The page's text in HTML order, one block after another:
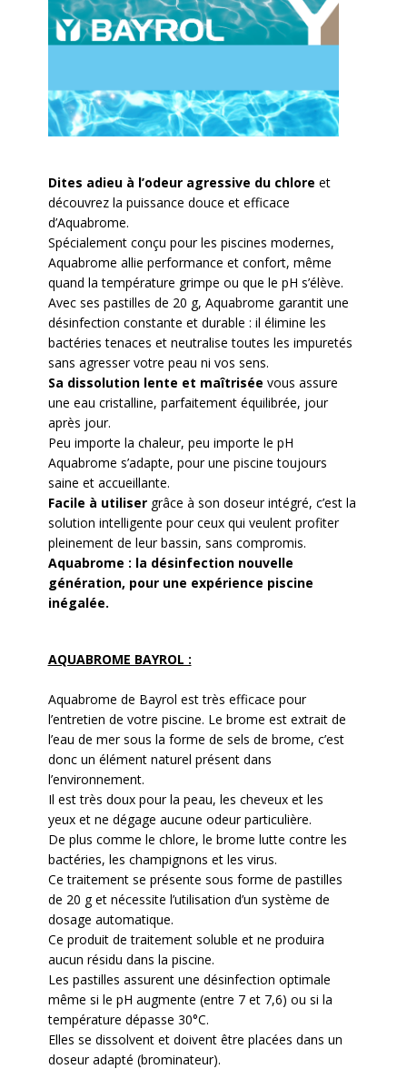
Dites adieu à l’odeur agressive du chlore et
découvrez la puissance douce et efficace
d’Aquabrome.
Spécialement conçu pour les piscines modernes,
Aquabrome allie performance et confort, même
quand la température grimpe ou que le pH s’élève.
Avec ses pastilles de 20 g, Aquabrome garantit une
désinfection constante et durable : il élimine les
bactéries tenaces et neutralise toutes les impuretés
sans agresser votre peau ni vos sens.
Sa dissolution lente et maîtrisée vous assure
une eau cristalline, parfaitement équilibrée, jour
après jour.
Peu importe la chaleur, peu importe le pH
Aquabrome s’adapte, pour une piscine toujours
saine et accueillante.
Facile à utiliser grâce à son doseur intégré, c’est la
solution intelligente pour ceux qui veulent profiter
pleinement de leur bassin, sans compromis.
Aquabrome : la désinfection nouvelle
génération, pour une expérience piscine
inégalée.
AQUABROME BAYROL :
Aquabrome de Bayrol est très efficace pour
l’entretien de votre piscine. Le brome est extrait de
l’eau de mer sous la forme de sels de brome, c’est
donc un élément naturel présent dans
l’environnement.
Il est très doux pour la peau, les cheveux et les
yeux et ne dégage aucune odeur particulière.
De plus comme le chlore, le brome lutte contre les
bactéries, les champignons et les virus.
Ce traitement se présente sous forme de pastilles
de 20 g et nécessite l’utilisation d’un système de
dosage automatique.
Ce produit de traitement soluble et ne produira
aucun résidu dans la piscine.
Les pastilles assurent une désinfection optimale
même si le pH augmente (entre 7 et 7,6) ou si la
température dépasse 30°C.
Elles se dissolvent et doivent être placées dans un
doseur adapté (brominateur).